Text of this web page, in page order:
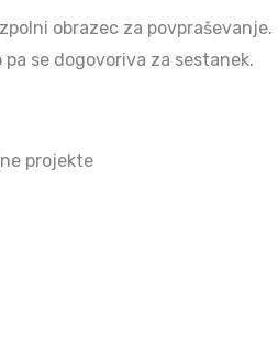
obrazec za povpraševanje.
se dogovoriva za sestanek.
projekte